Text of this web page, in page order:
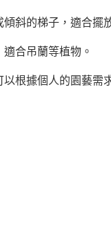
斜的梯子，適合擺
合吊蘭等植物。
根據個人的園藝需